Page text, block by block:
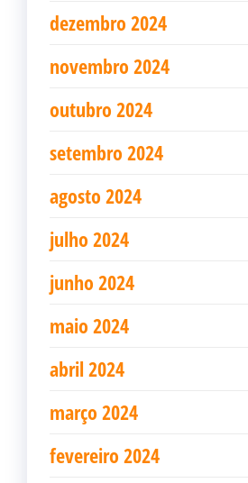
dezembro 2024
novembro 2024
outubro 2024
setembro 2024
agosto 2024
julho 2024
junho 2024
maio 2024
abril 2024
março 2024
fevereiro 2024